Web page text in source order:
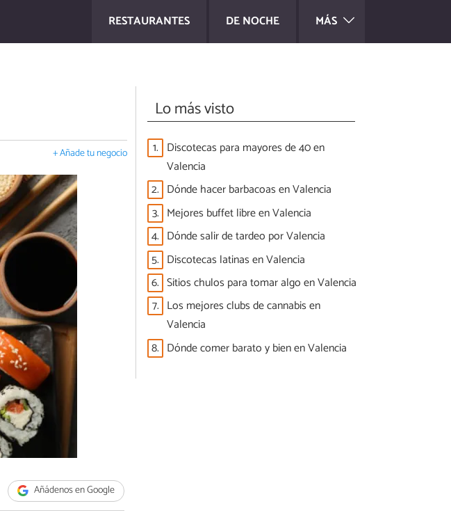
RESTAURANTES DE NOCHE MÁS
+ Añade tu negocio
Añádenos en Google
Lo más visto
1. Discotecas para mayores de 40 en
Valencia
2. Dónde hacer barbacoas en Valencia
3. Mejores buffet libre en Valencia
4. Dónde salir de tardeo por Valencia
5. Discotecas latinas en Valencia
6. Sitios chulos para tomar algo en Valencia
7. Los mejores clubs de cannabis en
Valencia
8. Dónde comer barato y bien en Valencia